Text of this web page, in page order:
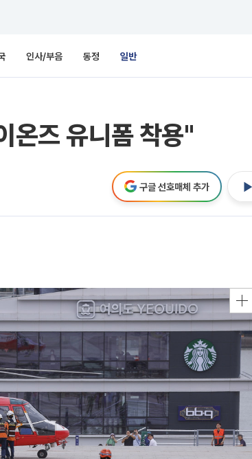
인사/부음 동정 일반
온즈 유니폼 착용"
구글 선호매체 추가